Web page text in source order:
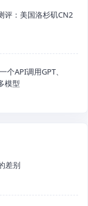
评：美国洛杉矶CN2
API调用GPT、
模型
差别